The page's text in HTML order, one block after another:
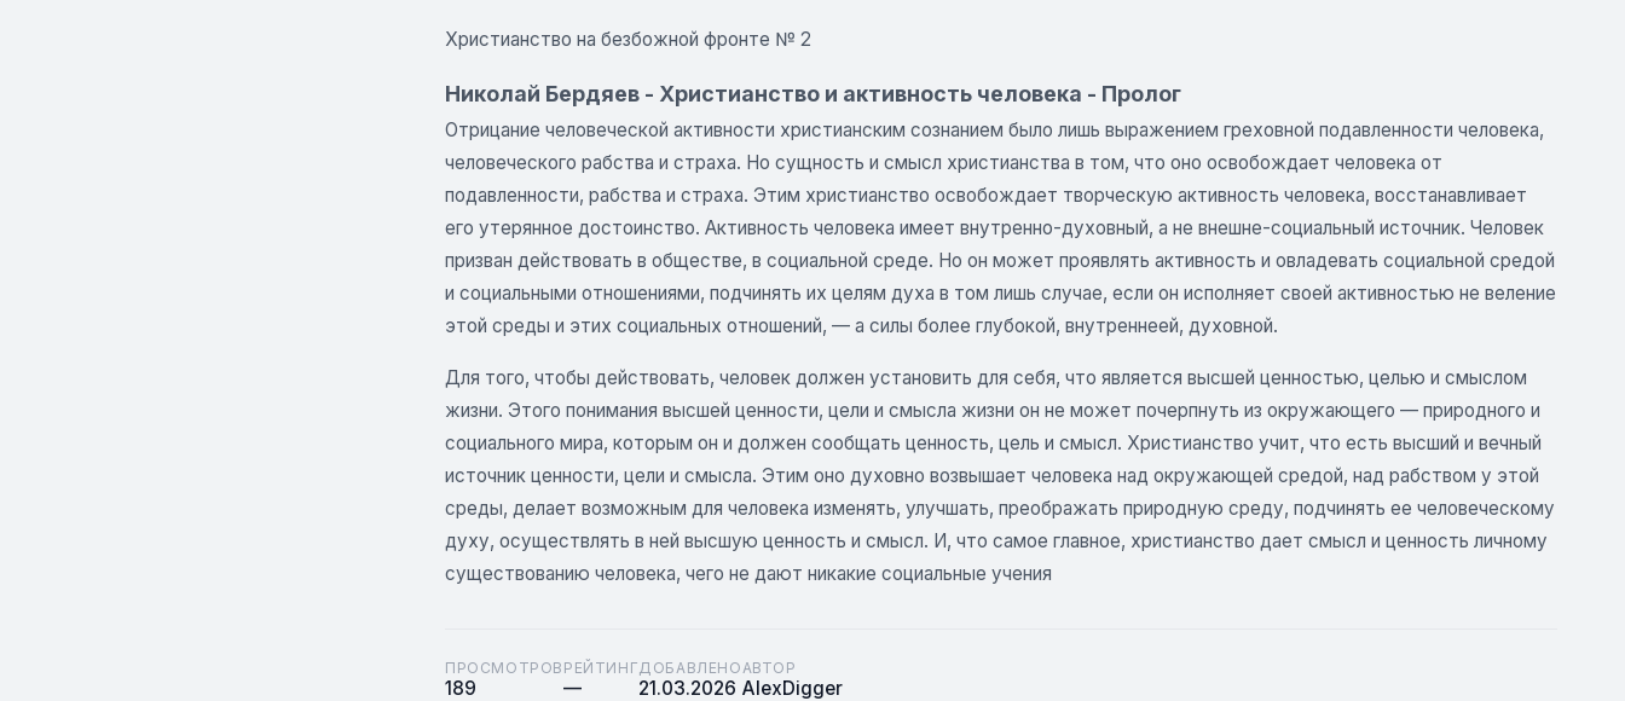
Христианство на безбожной фронте № 2
Николай Бердяев - Христианство и активность человека - Пролог
Отрицание человеческой активности христианским сознанием было лишь выражением греховной подавленности человека,
человеческого рабства и страха. Но сущность и смысл христианства в том, что оно освобождает человека от
подавленности, рабства и страха. Этим христианство освобождает творческую активность человека, восстанавливает
его утерянное достоинство. Активность человека имеет внутренно-духовный, а не внешне-социальный источник. Человек
призван действовать в обществе, в социальной среде. Но он может проявлять активность и овладевать социальной средой
и социальными отношениями, подчинять их целям духа в том лишь случае, если он исполняет своей активностью не веление
этой среды и этих социальных отношений, — а силы более глубокой, внутреннеей, духовной.
Для того, чтобы действовать, человек должен установить для себя, что является высшей ценностью, целью и смыслом
жизни. Этого понимания высшей ценности, цели и смысла жизни он не может почерпнуть из окружающего — природного и
социального мира, которым он и должен сообщать ценность, цель и смысл. Христианство учит, что есть высший и вечный
источник ценности, цели и смысла. Этим оно духовно возвышает человека над окружающей средой, над рабством у этой
среды, делает возможным для человека изменять, улучшать, преображать природную среду, подчинять ее человеческому
духу, осуществлять в ней высшую ценность и смысл. И, что самое главное, христианство дает смысл и ценность личному
существованию человека, чего не дают никакие социальные учения
ПРОСМОТРОВ
189
РЕЙТИНГ
—
ДОБАВЛЕНО
21.03.2026
АВТОР
AlexDigger